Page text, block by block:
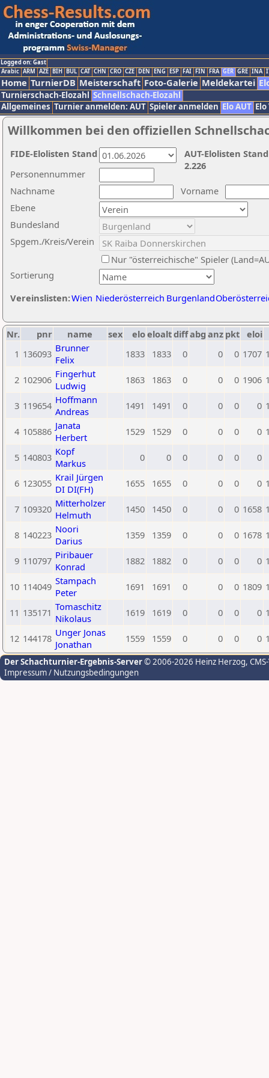
Logged on: Gast
Arabic ARM AZE BIH BUL CAT CHN CRO CZE DEN ENG ESP FAI FIN FRA GER GRE INA
Home TurnierDB Meisterschaft Foto-Galerie Meldekartei
Turnierschach-Elozahl Schnellschach-Elozahl
Allgemeines Turnier anmelden: AUT Spieler anmelden Elo AUT
Willkommen bei den offiziellen
Nachname
Vorname
Ebene
Sortierung
Personennummer
Bundesland
Spgem./Kreis/Verein
Nur "österreichische" Spieler
Vereinslisten:Wien Niederösterreich Burgenland
AUT-Elolisten
2.226
FIDE-Elolisten Stand
Nr. pnr name sex eloeloaltdiffabg anz pkt eloi
1 136093 Brunner
Felix
1833 1833 0 0 0 1707
2 102906 Fingerhut
Ludwig
1863 1863 0 0 0 1906
3 119654 Hoffmann
Andreas
1491 1491 0 0 0 0
4 105886 Janata
Herbert
1529 1529 0 0 0 0
5 140803 Kopf
Markus
0 0 0 0 0 0
6 123055 Krail Jürgen
DI DI(FH)
1655 1655 0 0 0 0
7 109320 Mitterholzer
Helmuth
1450 1450 0 0 0 1658
8 140223 Noori
Darius
1359 1359 0 0 0 1678
9 110797 Piribauer
Konrad
1882 1882 0 0 0 0
10 114049 Stampach
Peter
1691 1691 0 0 0 1809
11 135171 Tomaschitz
Nikolaus
1619 1619 0 0 0 0
12 144178 Unger Jonas
Jonathan
1559 1559 0 0 0 0
Der Schachturnier-Ergebnis-Server© 2006-2026 Heinz Herzog,
Impressum / Nutzungsbedingungen